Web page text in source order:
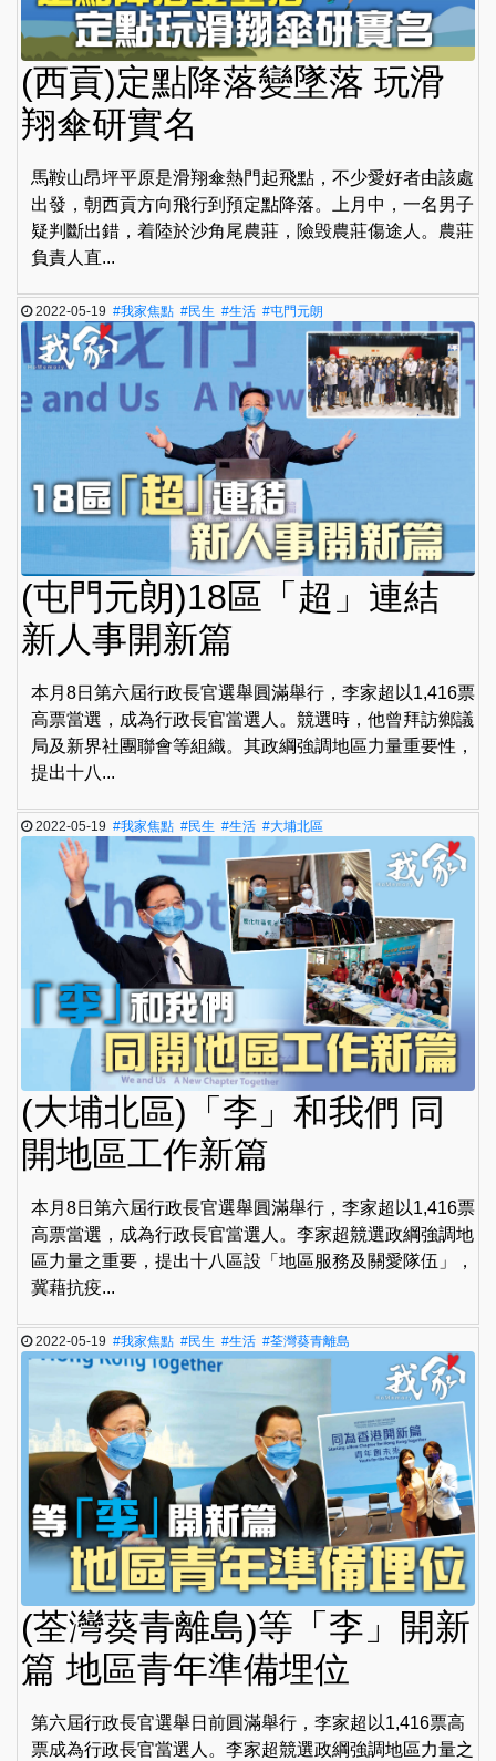
(西貢)定點降落變墜落 玩滑
翔傘研實名
馬鞍山昂坪平原是滑翔傘熱門起飛點，不少愛好者由該處
出發，朝西貢方向飛行到預定點降落。上月中，一名男子
疑判斷出錯，着陸於沙角尾農莊，險毁農莊傷途人。農莊
負責人直...
2022-05-19#我家焦點 #民生 #生活 #屯門元朗
(屯門元朗)18區「超」連結
新人事開新篇
本月8日第六屆行政長官選舉圓滿舉行，李家超以1,416票
高票當選，成為行政長官當選人。競選時，他曾拜訪鄉議
局及新界社團聯會等組織。其政綱強調地區力量重要性，
提出十八...
2022-05-19#我家焦點 #民生 #生活 #大埔北區
(大埔北區)「李」和我們 同
開地區工作新篇
本月8日第六屆行政長官選舉圓滿舉行，李家超以1,416票
高票當選，成為行政長官當選人。李家超競選政綱強調地
區力量之重要，提出十八區設「地區服務及關愛隊伍」，
冀藉抗疫...
2022-05-19#我家焦點 #民生 #生活 #荃灣葵青離島
(荃灣葵青離島)等「李」開新
篇 地區青年準備埋位
第六屆行政長官選舉日前圓滿舉行，李家超以1,416票高
票成為行政長官當選人。李家超競選政綱強調地區力量之